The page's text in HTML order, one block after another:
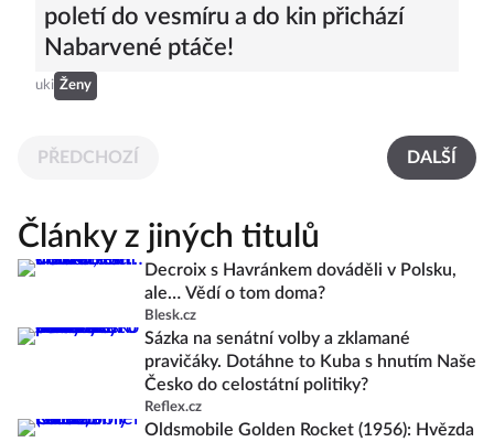
poletí do vesmíru a do kin přichází
Nabarvené ptáče!
uki Ženy
PŘEDCHOZÍ DALŠÍ
Články z jiných titulů
Decroix s Havránkem dováděli v Polsku,
ale… Vědí o tom doma?
Blesk.cz
Sázka na senátní volby a zklamané
pravičáky. Dotáhne to Kuba s hnutím Naše
Česko do celostátní politiky?
Reflex.cz
Oldsmobile Golden Rocket (1956): Hvězda